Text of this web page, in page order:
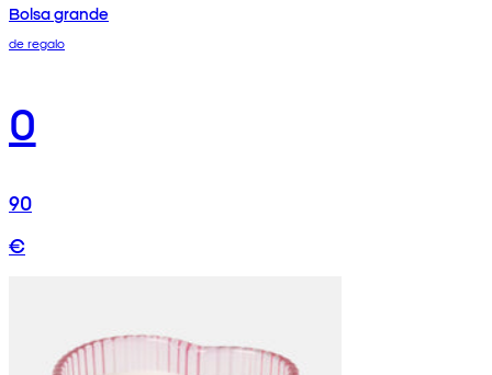
Bolsa grande
de regalo
0
90
€